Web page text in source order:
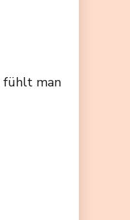
fühlt man